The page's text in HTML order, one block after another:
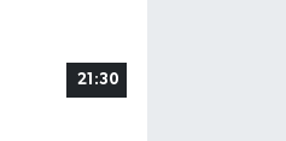
21:30